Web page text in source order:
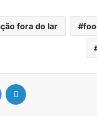
fora do lar
Facebook